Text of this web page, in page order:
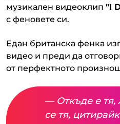
музикален видеоклип "I
с феновете си.
Едан британска фенка
видео и преди да
от перфектното
— Откъде е
се тя,